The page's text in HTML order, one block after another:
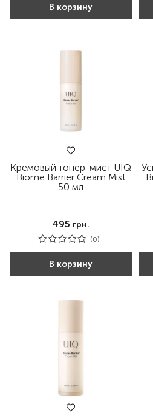
В корзину
Кремовый тонер-мист UIQ
Biome Barrier Cream Mist
50 мл
495 грн.
(0)
В корзину